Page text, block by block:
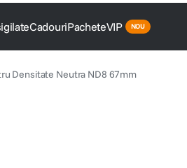
CadouriPacheteVIP
Densitate Neutra ND8 67mm